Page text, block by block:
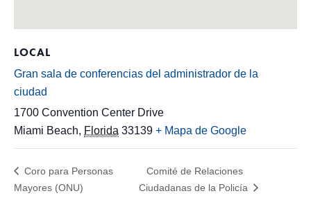
LOCAL
Gran sala de conferencias del administrador de la
ciudad
1700 Convention Center Drive
Miami Beach, Florida 33139 + Mapa de Google
Coro para Personas
Mayores (ONU)
Comité de Relaciones
Ciudadanas de la Policía